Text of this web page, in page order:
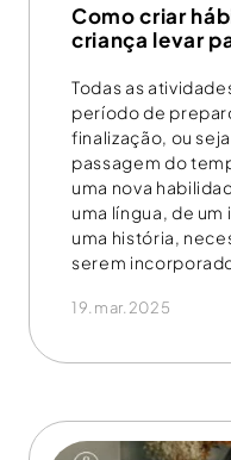
Como criar
criança levar
Todas as
período de
finalização, ou
passagem do
uma nova
uma língua, de
uma história,
serem
19.mar.2025